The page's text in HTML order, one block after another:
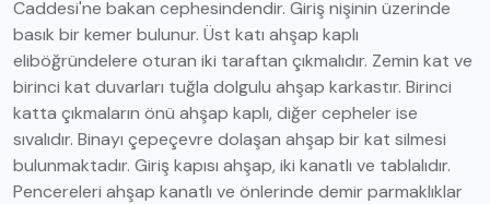
Caddesi'ne bakan cephesindendir. Giriş nişinin üzerinde
basık bir kemer bulunur. Üst katı ahşap kaplı
eliböğründelere oturan iki taraftan çıkmalıdır. Zemin kat ve
birinci kat duvarları tuğla dolgulu ahşap karkastır. Birinci
katta çıkmaların önü ahşap kaplı, diğer cepheler ise
sıvalıdır. Binayı çepeçevre dolaşan ahşap bir kat silmesi
bulunmaktadır. Giriş kapısı ahşap, iki kanatlı ve tablalıdır.
Pencereleri ahşap kanatlı ve önlerinde demir parmaklıklar